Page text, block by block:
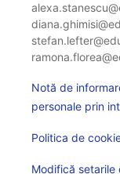
Notă de
personale prin
Politica de
Modifică setarile